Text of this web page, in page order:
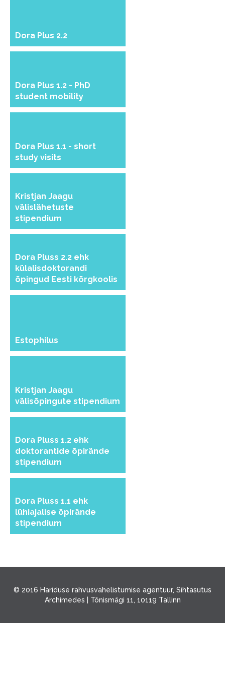
Dora Plus 2.2
Dora Plus 1.2 - PhD
student mobility
Dora Plus 1.1 - short
study visits
Kristjan Jaagu
välislähetuste
stipendium
Dora Pluss 2.2 ehk
külalisdoktorandi
õpingud Eesti kõrgkoolis
Estophilus
Kristjan Jaagu
välisõpingute stipendium
Dora Pluss 1.2 ehk
doktorantide õpirände
stipendium
Dora Pluss 1.1 ehk
lühiajalise õpirände
stipendium
© 2016 Hariduse rahvusvahelistumise agentuur, Sihtasutus
Archimedes | Tõnismägi 11, 10119 Tallinn